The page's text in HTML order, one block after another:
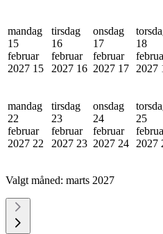
mandag
15
februar
2027 15
tirsdag
16
februar
2027 16
onsdag
17
februar
2027 17
18
2027
mandag
22
februar
2027 22
tirsdag
23
februar
2027 23
onsdag
24
februar
2027 24
25
2027
Valgt måned: marts 2027